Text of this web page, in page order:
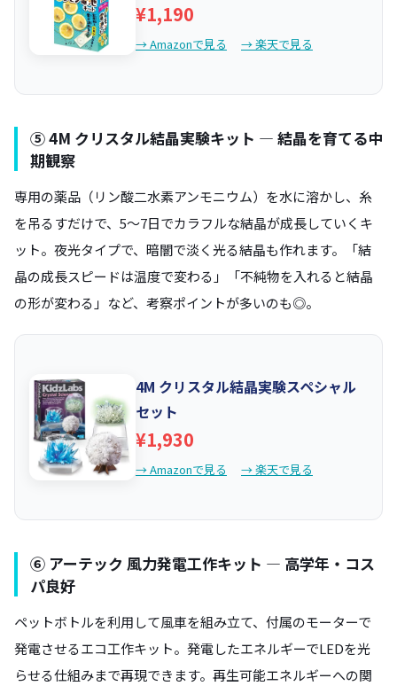
¥1,190
→ Amazonで見る → 楽天で見る
⑤ 4M クリスタル結晶実験キット — 結晶を育てる中
期観察
専用の薬品（リン酸二水素アンモニウム）を水に溶かし、糸
を吊るすだけで、5〜7日でカラフルな結晶が成長していくキ
ット。夜光タイプで、暗闇で淡く光る結晶も作れます。「結
晶の成長スピードは温度で変わる」「不純物を入れると結晶
の形が変わる」など、考察ポイントが多いのも◎。
4M クリスタル結晶実験スペシャル
セット
¥1,930
→ Amazonで見る → 楽天で見る
⑥ アーテック 風力発電工作キット — 高学年・コス
パ良好
ペットボトルを利用して風車を組み立て、付属のモーターで
発電させるエコ工作キット。発電したエネルギーでLEDを光
らせる仕組みまで再現できます。再生可能エネルギーへの関